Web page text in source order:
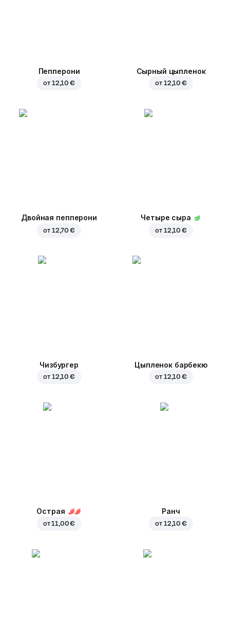
Пепперони
от 12,10 €
Сырный цыпленок
от 12,10 €
Двойная пепперони
от 12,70 €
Четыре сыра
от 12,10 €
Чизбургер
от 12,10 €
Цыпленок барбекю
от 12,10 €
Острая
от11,00 €
Ранч
от 12,10 €